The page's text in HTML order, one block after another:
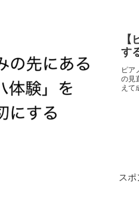
す
ピア
の見
えて
ス